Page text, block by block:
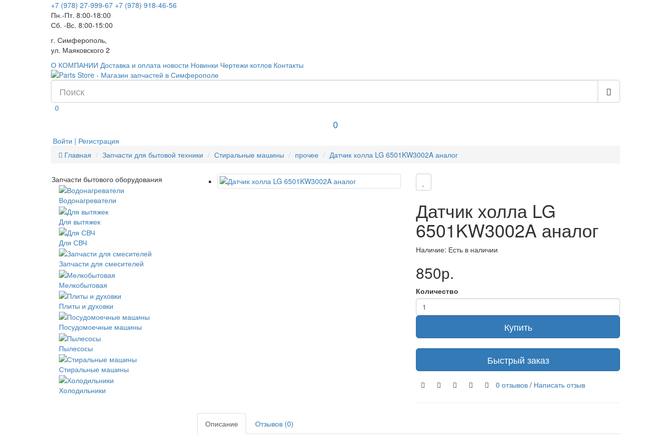
+7 (978) 27-999-67 +7 (978) 918-46-56
Пн.-Пт. 8:00-18:00
Сб. -Вс. 8:00-15:00
г. Симферополь,
ул. Маяковского 2
О КОМПАНИИ Доставка и оплата новости Новинки Чертежи котлов Контакты
0
0
Войти | Регистрация
Главная
Запчасти для бытовой техники Стиральные машины прочее Датчик холла LG 6501KW3002A аналог
Запчасти бытового оборудования
Водонагреватели
Для вытяжек
Для СВЧ
Запчасти для смесителей
Мелкобытовая
Плиты и духовки
Посудомоечные машины
Пылесосы
Стиральные машины
Холодильники
Датчик холла LG
6501KW3002A аналог
Наличие: Есть в наличии
850р.
Количество
Купить
Быстрый заказ
0 отзывов / Написать отзыв
Описание Отзывов (0)